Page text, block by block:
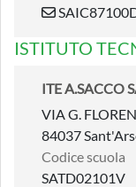
ISTITUTO
ITE A.SACCO
VIA G.
84037
Codice scuola
SATD02101V